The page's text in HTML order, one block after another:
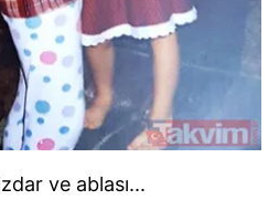
ve ablası...